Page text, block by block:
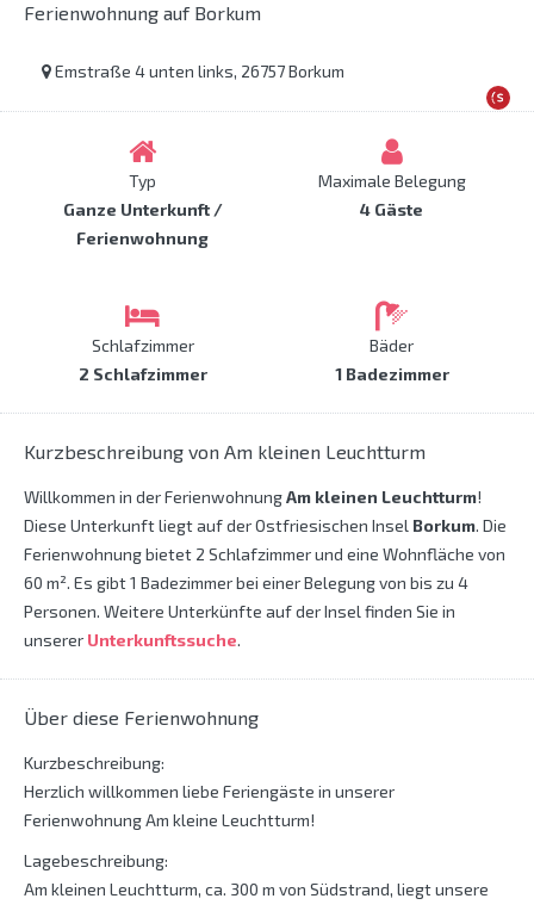
Ferienwohnung auf Borkum
Emstraße 4 unten links, 26757 Borkum
Typ
Ganze Unterkunft /
Ferienwohnung
Maximale Belegung
4 Gäste
Schlafzimmer
2 Schlafzimmer
Bäder
1 Badezimmer
Kurzbeschreibung von Am kleinen Leuchtturm
Willkommen in der FerienwohnungAm kleinen Leuchtturm!
Diese Unterkunft liegt auf der Ostfriesischen Insel Borkum. Die
Ferienwohnung bietet 2 Schlafzimmer und eine Wohnfläche von
60 m². Es gibt 1 Badezimmer bei einer Belegung von bis zu 4
Personen. Weitere Unterkünfte auf der Insel finden Sie in
unserer Unterkunftssuche.
Über diese Ferienwohnung
Kurzbeschreibung:
Herzlich willkommen liebe Feriengäste in unserer
Ferienwohnung Am kleine Leuchtturm!
Lagebeschreibung:
Am kleinen Leuchtturm, ca. 300 m von Südstrand, liegt unsere